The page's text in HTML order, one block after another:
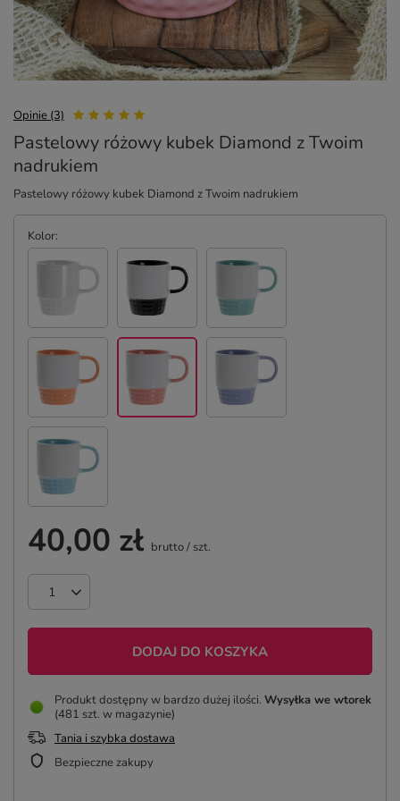
Opinie (3)
Pastelowy różowy kubek Diamond z Twoim
nadrukiem
Pastelowy różowy kubek Diamond z Twoim nadrukiem
Kolor
40,00 zł brutto/ szt.
DODAJ DO KOSZYKA
Produkt dostępny w bardzo dużej ilości Wysyłka we wtorek
(481 szt. w magazynie)
Tania i szybka dostawa
Bezpieczne zakupy